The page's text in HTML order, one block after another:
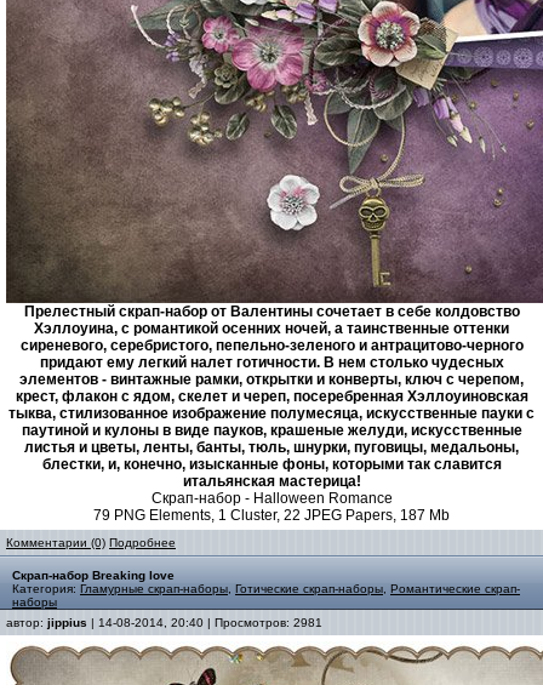
Прелестный скрап-набор от Валентины сочетает в себе колдовство
Хэллоуина, с романтикой осенних ночей, а таинственные оттенки
сиреневого, серебристого, пепельно-зеленого и антрацитово-черного
придают ему легкий налет готичности. В нем столько чудесных
элементов - винтажные рамки, открытки и конверты, ключ с черепом,
крест, флакон с ядом, скелет и череп, посеребренная Хэллоуиновская
тыква, стилизованное изображение полумесяца, искусственные пауки с
паутиной и кулоны в виде пауков, крашеные желуди, искусственные
листья и цветы, ленты, банты, тюль, шнурки, пуговицы, медальоны,
блестки, и, конечно, изысканные фоны, которыми так славится
итальянская мастерица!
Скрап-набор - Halloween Romance
79 PNG Elements, 1 Cluster, 22 JPEG Papers, 187 Mb
Комментарии (0) Подробнее
Скрап-набор Breaking love
Категория: Гламурные скрап-наборы Готические скрап-наборы Романтические скрап-
наборы
автор: jippius | 14-08-2014, 20:40 | Просмотров: 2981